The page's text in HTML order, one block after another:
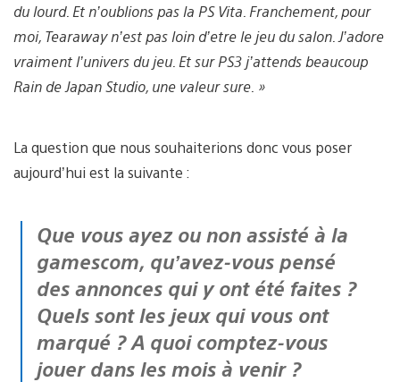
du lourd. Et n’oublions pas la PS Vita. Franchement, pour
moi, Tearaway n’est pas loin d’etre le jeu du salon. J’adore
vraiment l’univers du jeu. Et sur PS3 j’attends beaucoup
Rain de Japan Studio, une valeur sure. »
La question que nous souhaiterions donc vous poser
aujourd’hui est la suivante :
Que vous ayez ou non assisté à la
gamescom, qu’avez-vous pensé
des annonces qui y ont été faites ?
Quels sont les jeux qui vous ont
marqué ? A quoi comptez-vous
jouer dans les mois à venir ?